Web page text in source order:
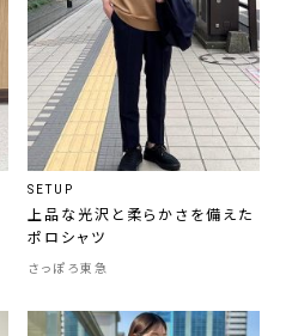
SETUP
上品な光沢と柔らかさを備えた
ポロシャツ
さっぽろ東急